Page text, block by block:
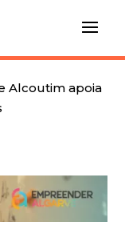
Alcoutim apoia